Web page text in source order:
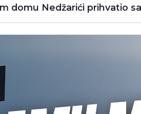
domu Nedžarići prihvatio